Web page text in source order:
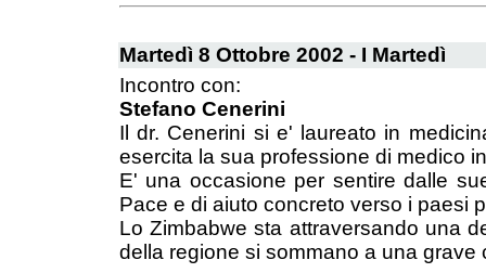
Martedì 8 Ottobre 2002 - I Martedì
Incontro con:
Stefano Cenerini
Il dr. Cenerini si e' laureato in
esercita la sua professione di medico
E' una occasione per sentire dalle
Pace e di aiuto concreto verso i paesi
Lo Zimbabwe sta attraversando una
della regione si sommano a una grave